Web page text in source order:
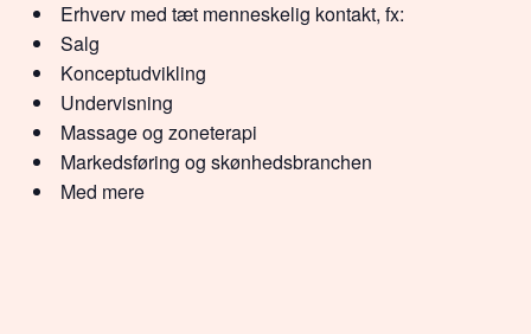
Erhverv med tæt menneskelig kontakt, fx:
Salg
Konceptudvikling
Undervisning
Massage og zoneterapi
Markedsføring og skønhedsbranchen
Med mere